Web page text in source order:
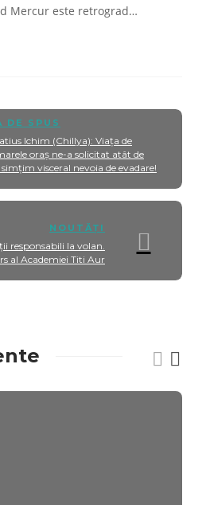
Mercur este retrograd…
DE SPUS
Ichim (Chillya): Viaţa de
oraş ne-a solicitat atât de
visceral nevoia de evadare!
NOUTĂȚI
responsabili la volan.
al Academiei Titi Aur